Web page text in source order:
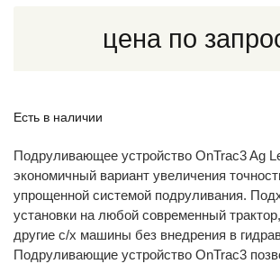
Есть в наличии
Подруливающее устройство OnTrac3 Ag
экономичный вариант увеличения
упрощенной системой подруливания.
установки на любой современный
другие с/х машины без внедрения в
Подруливающие устройство OnTrac3
цена по